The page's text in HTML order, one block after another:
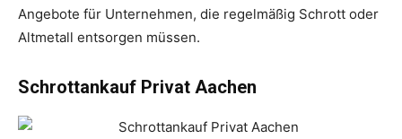
Angebote für Unternehmen, die regelmäßig Schrott oder
Altmetall entsorgen müssen.
Schrottankauf Privat Aachen